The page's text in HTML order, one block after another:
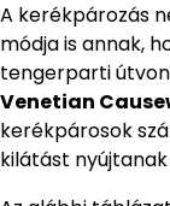
A kerékpározás
módja is annak,
tengerparti
Venetian
kerékpárosok
kilátást